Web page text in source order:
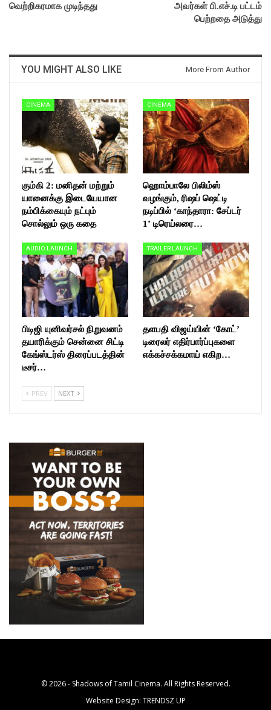
வெற்றிகரமாக முடிந்தது
அவர்கள் பி.எச்.டி பட்டம்
பெற்றதை அடுத்து
YOU MIGHT ALSO LIKE More From Author
CINEMA
கும்கி 2: மனிதன் மற்றும்
யானைக்கு இடையேயான
நம்பிக்கையும் நட்பும்
சொல்லும் ஒரு கதை
CINEMA
ஹொம்பாலே பிலிம்ஸ்
வழங்கும், ரிஷப் ஷெட்டி
நடிப்பில் ‘காந்தாரா: சேப்டர்
1’ டிரெய்லரை…
AUDIO LAUNCH
பிடிஜி யுனிவர்சல் நிறுவனம்
தயாரிக்கும் சென்னை சிட்டி
கேங்ஸ்டர்ஸ் திரைப்படத்தின்
டீசர்…
TRAILER LAUNCH
தளபதி விஜய்யின் ‘கோட்’
டிரைலர் எதிர்பார்ப்புகளை
எக்கச்சக்கமாய் எகிற…
PREV NEXT
© 2026 - Shadows of Tamil Cinema. All Rights Reserved.
Website Design: TRENDSZ UP